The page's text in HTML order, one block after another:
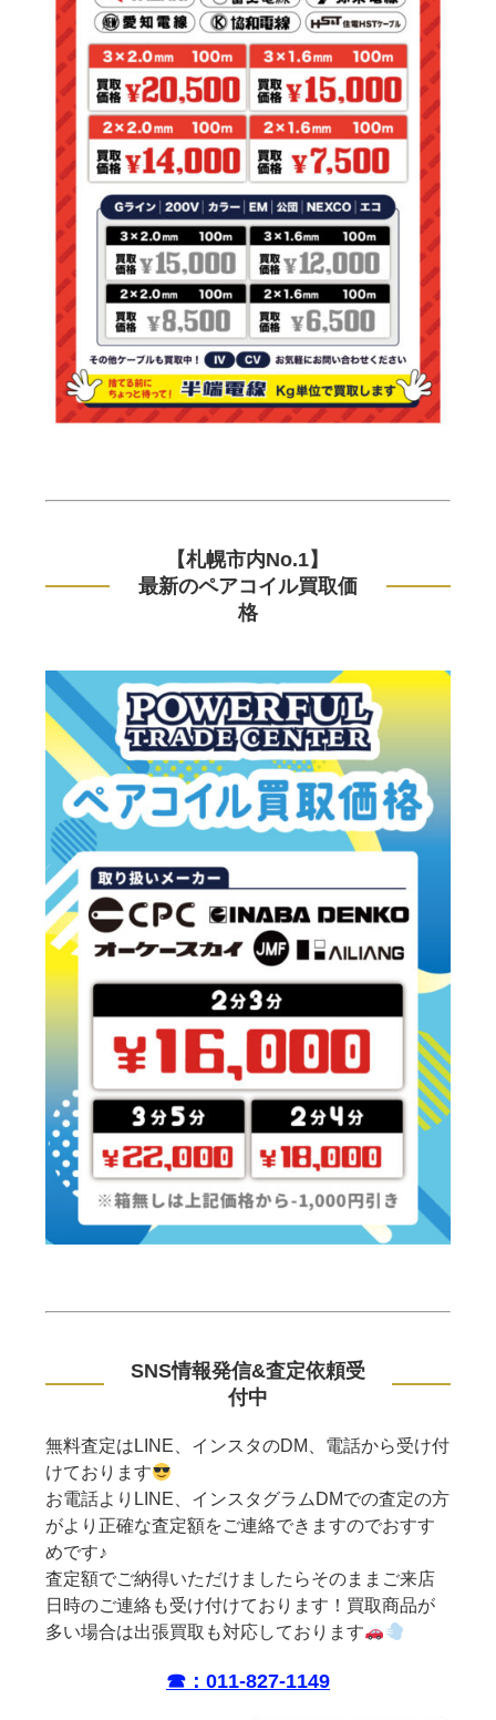
【札幌市内No.1】
最新のペアコイル買取価
格
SNS情報発信&査定依頼受
付中
無料査定はLINE、インスタのDM、電話から受け付
けております
お電話よりLINE、インスタグラムDMでの査定の方
がより正確な査定額をご連絡できますのでおすす
めです♪
査定額でご納得いただけましたらそのままご来店
日時のご連絡も受け付けております！買取商品が
多い場合は出張買取も対応しております
☎︎：011-827-1149